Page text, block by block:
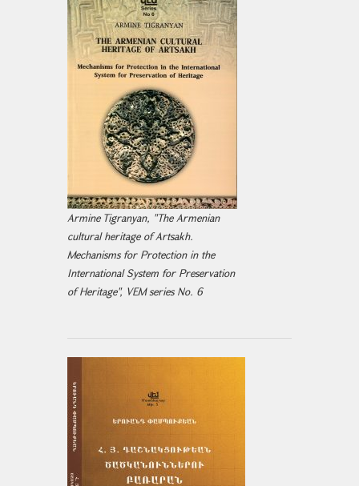
Armine Tigranyan, "The Armenian
cultural heritage of Artsakh.
Mechanisms for Protection in the
International System for Preservation
of Heritage", VEM series No. 6